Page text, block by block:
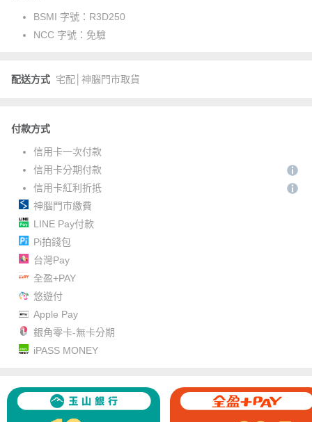
BSMI 字號： R3D250
NCC 字號： 免驗
配送方式 宅配│神腦門市取貨
付款方式
信用卡一次付款
信用卡分期付款
信用卡紅利折抵
神腦門市繳費
LINE Pay付款
Pi拍錢包
台灣Pay
全盈+PAY
悠遊付
Apple Pay
銀角零卡-無卡分期
iPASS MONEY